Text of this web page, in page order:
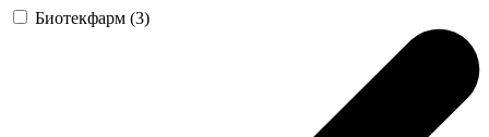
Биотекфарм (3)